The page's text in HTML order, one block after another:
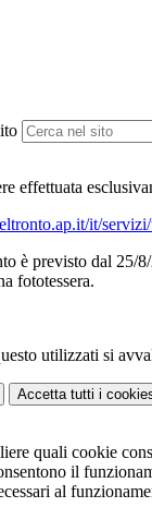
effettuata
it/
è previsto dal 25/
fototessera.
utilizzati si
Accetta tutti i
quali cookie
il
al